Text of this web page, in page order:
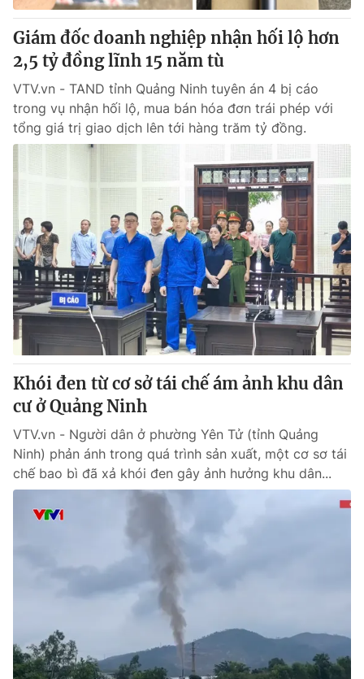
Chuyên mục khác
Emagazine Podcast
Photo Infographic
Video Shorts video
VTV Money VTV Thể thao
VTV Sức khoẻ Bất động sản
Thị trường 24h Tấm lòng Việt
VTV4 Vươn mình bằng AI
VTV9 VTV8
Liên hệ tòa soạn
THỜI BÁO VTV
Cơ quan chủ quản:
Đài Truyền hình Việt Nam
Thời báo VTV
Giấy phép hoạt động báo in và báo điện tử số 483/GP-BTTTT
cấp ngày 29/12/2023
Giám đốc doanh nghiệp nhận hối lộ hơn
2,5 tỷ đồng lĩnh 15 năm tù
VTV.vn - TAND tỉnh Quảng Ninh tuyên án 4 bị cáo
trong vụ nhận hối lộ, mua bán hóa đơn trái phép với
tổng giá trị giao dịch lên tới hàng trăm tỷ đồng.
Khói đen từ cơ sở tái chế ám ảnh khu dân
cư ở Quảng Ninh
VTV.vn - Người dân ở phường Yên Tử (tỉnh Quảng
Ninh) phản ánh trong quá trình sản xuất, một cơ sơ tái
chế bao bì đã xả khói đen gây ảnh hưởng khu dân...